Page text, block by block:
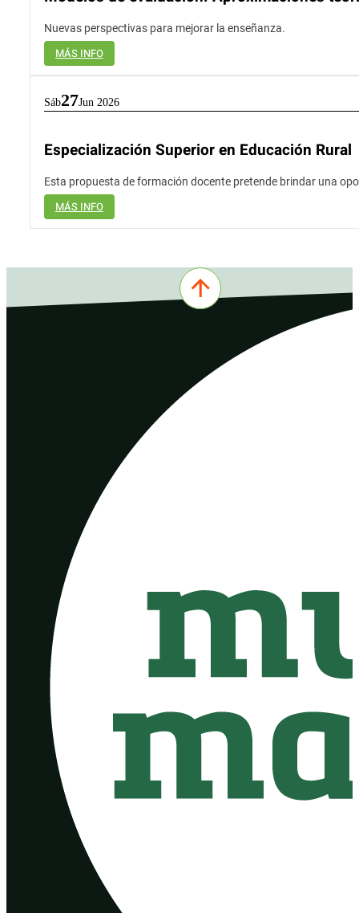
Nuevas perspectivas para mejorar la enseñanza.
MÁS INFO
Sáb27Jun 2026
Especialización Superior en Educación Rural
Esta propuesta de formación docente pretende brindar una
MÁS INFO